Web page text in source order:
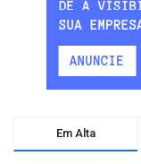
Em Alta